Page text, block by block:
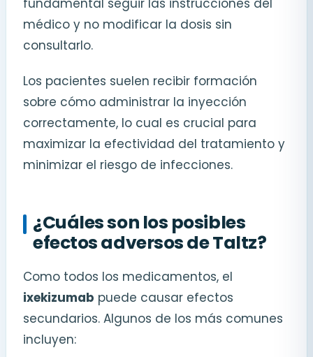
fundamental seguir las instrucciones del
médico y no modificar la dosis sin
consultarlo.
Los pacientes suelen recibir formación
sobre cómo administrar la inyección
correctamente, lo cual es crucial para
maximizar la efectividad del tratamiento y
minimizar el riesgo de infecciones.
¿Cuáles son los posibles
efectos adversos de Taltz?
Como todos los medicamentos, el
ixekizumab puede causar efectos
secundarios. Algunos de los más comunes
incluyen: